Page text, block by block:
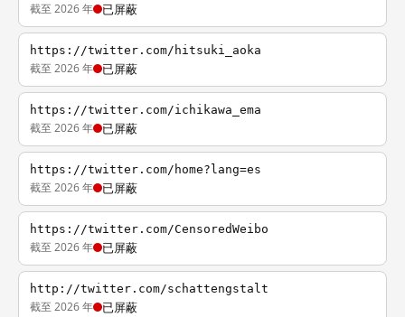
截至 2026 年 已屏蔽
https://twitter.com/hitsuki_aoka
截至 2026 年 已屏蔽
https://twitter.com/ichikawa_ema
截至 2026 年 已屏蔽
https://twitter.com/home?lang=es
截至 2026 年 已屏蔽
https://twitter.com/CensoredWeibo
截至 2026 年 已屏蔽
http://twitter.com/schattengstalt
截至 2026 年 已屏蔽